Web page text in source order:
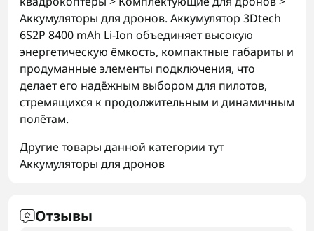
Аккумуляторы для дронов. Аккумулятор 3Dtech
6S2P 8400 mAh Li-Ion объединяет высокую
энергетическую ёмкость, компактные габариты и
продуманные элементы подключения, что
делает его надёжным выбором для пилотов,
стремящихся к продолжительным и динамичным
полётам.
Другие товары данной категории тут
Аккумуляторы для дронов
Отзывы